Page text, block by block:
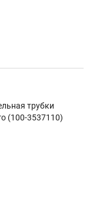
трубки
(100-3537110)